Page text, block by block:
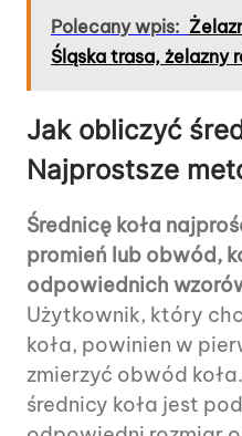
Polecany wpis:
Śląska trasa, żelazny
Jak obliczyć
Najprostsze
Średnicę koła
promień lub obwód,
odpowiednich
Użytkownik, który
koła, powinien w
zmierzyć obwód
średnicy koła jest